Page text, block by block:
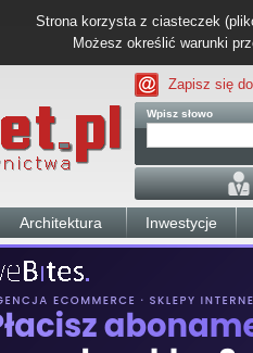
Strona korzysta z ciasteczek
Możesz określić warunki
Zapisz się
Wpisz słowo
Architektura Inwestycje